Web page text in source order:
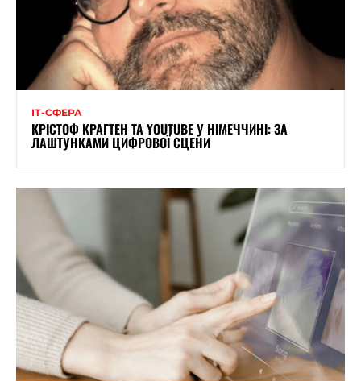
ІТ-СФЕРА
КРІСТОФ КРАГТЕН ТА YOUTUBE У НІМЕЧЧИНІ: ЗА
ЛАШТУНКАМИ ЦИФРОВОЇ СЦЕНИ